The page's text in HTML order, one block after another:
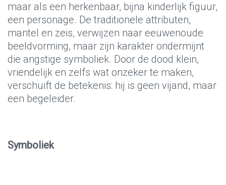
maar als een herkenbaar, bijna kinderlijk figuur,
een personage. De traditionele attributen,
mantel en zeis, verwijzen naar eeuwenoude
beeldvorming, maar zijn karakter ondermijnt
die angstige symboliek. Door de dood klein,
vriendelijk en zelfs wat onzeker te maken,
verschuift de betekenis: hij is geen vijand, maar
een begeleider.
Symboliek